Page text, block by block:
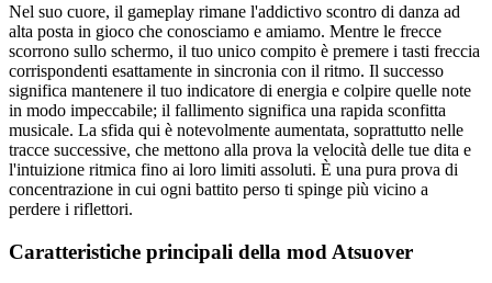
Nel suo cuore, il gameplay rimane l'addictivo scontro di danza ad
alta posta in gioco che conosciamo e amiamo. Mentre le frecce
scorrono sullo schermo, il tuo unico compito è premere i tasti freccia
corrispondenti esattamente in sincronia con il ritmo. Il successo
significa mantenere il tuo indicatore di energia e colpire quelle note
in modo impeccabile; il fallimento significa una rapida sconfitta
musicale. La sfida qui è notevolmente aumentata, soprattutto nelle
tracce successive, che mettono alla prova la velocità delle tue dita e
l'intuizione ritmica fino ai loro limiti assoluti. È una pura prova di
concentrazione in cui ogni battito perso ti spinge più vicino a
perdere i riflettori.
Caratteristiche principali della mod Atsuover